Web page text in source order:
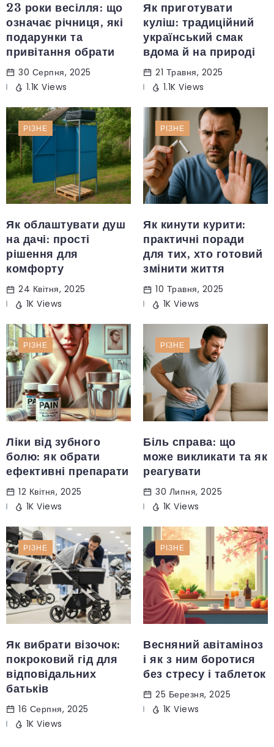
23 роки весілля: що
означає річниця, які
подарунки та
привітання обрати
30 Серпня, 2025
1.1K Views
Як приготувати
куліш: традиційний
український смак
вдома й на природі
21 Травня, 2025
1.1K Views
РІЗНЕ
Як облаштувати душ
на дачі: прості
рішення для
комфорту
24 Квітня, 2025
1K Views
РІЗНЕ
Як кинути курити:
практичні поради
для тих, хто готовий
змінити життя
10 Травня, 2025
1K Views
РІЗНЕ
Ліки від зубного
болю: як обрати
ефективні препарати
12 Квітня, 2025
1K Views
РІЗНЕ
Біль справа: що
може викликати та як
реагувати
30 Липня, 2025
1K Views
РІЗНЕ
Як вибрати візочок:
покроковий гід для
відповідальних
батьків
16 Серпня, 2025
1K Views
РІЗНЕ
Весняний авітаміноз
і як з ним боротися
без стресу і таблеток
25 Березня, 2025
1K Views